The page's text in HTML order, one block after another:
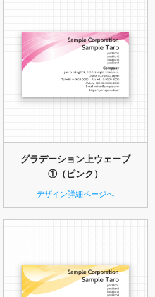
グラデーション上ウェーブ
①（ピンク）
デザイン詳細ページへ